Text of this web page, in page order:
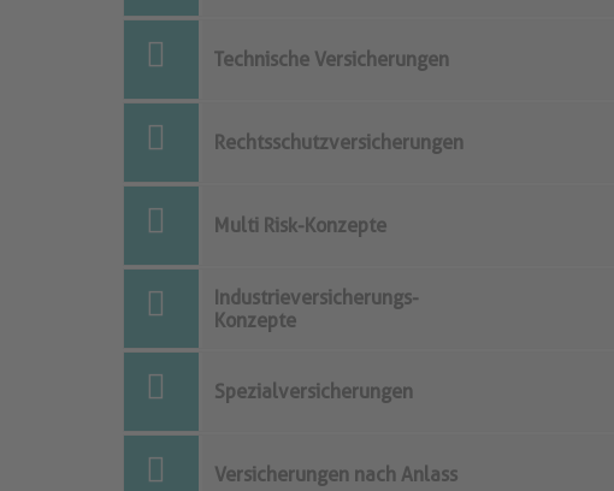
Technische Versicherungen
Rechtsschutzversicherungen
Multi Risk-Konzepte
Industrieversicherungs-
Konzepte
Spezialversicherungen
Versicherungen nach Anlass